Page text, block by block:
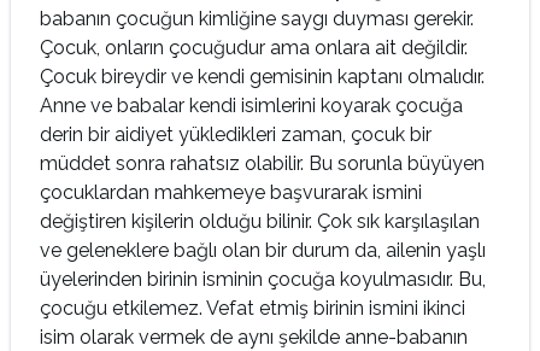
babanın çocuğun kimliğine saygı duyması gerekir.
Çocuk, onların çocuğudur ama onlara ait değildir.
Çocuk bireydir ve kendi gemisinin kaptanı olmalıdır.
Anne ve babalar kendi isimlerini koyarak çocuğa
derin bir aidiyet yükledikleri zaman, çocuk bir
müddet sonra rahatsız olabilir. Bu sorunla büyüyen
çocuklardan mahkemeye başvurarak ismini
değiştiren kişilerin olduğu bilinir. Çok sık karşılaşılan
ve geleneklere bağlı olan bir durum da, ailenin yaşlı
üyelerinden birinin isminin çocuğa koyulmasıdır. Bu,
çocuğu etkilemez. Vefat etmiş birinin ismini ikinci
isim olarak vermek de aynı şekilde anne-babanın